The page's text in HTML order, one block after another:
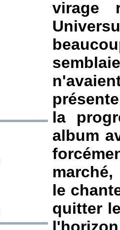
virage
la
album
le
quitter